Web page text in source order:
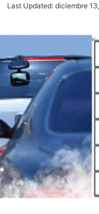
Last Updated: diciembre